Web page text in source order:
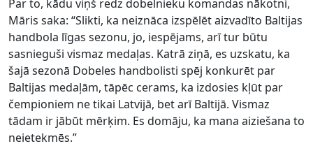
Par to, kādu viņš redz dobelnieku komandas nākotni,
Māris saka: “Slikti, ka neiznāca izspēlēt aizvadīto Baltijas
handbola līgas sezonu, jo, iespējams, arī tur būtu
sasnieguši vismaz medaļas. Katrā ziņā, es uzskatu, ka
šajā sezonā Dobeles handbolisti spēj konkurēt par
Baltijas medaļām, tāpēc cerams, ka izdosies kļūt par
čempioniem ne tikai Latvijā, bet arī Baltijā. Vismaz
tādam ir jābūt mērķim. Es domāju, ka mana aiziešana to
neietekmēs.”